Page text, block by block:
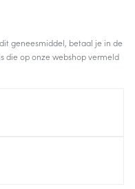
geneesmiddel, betaal je in de
die op onze webshop vermeld